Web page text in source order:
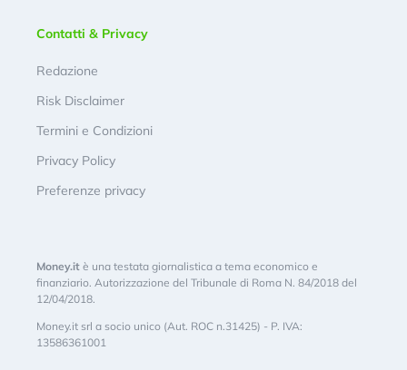
Contatti & Privacy
Redazione
Risk Disclaimer
Termini e Condizioni
Privacy Policy
Preferenze privacy
Money.it è una testata giornalistica a tema economico e
finanziario. Autorizzazione del Tribunale di Roma N. 84/2018 del
12/04/2018.
Money.it srl a socio unico (Aut. ROC n.31425) - P. IVA:
13586361001